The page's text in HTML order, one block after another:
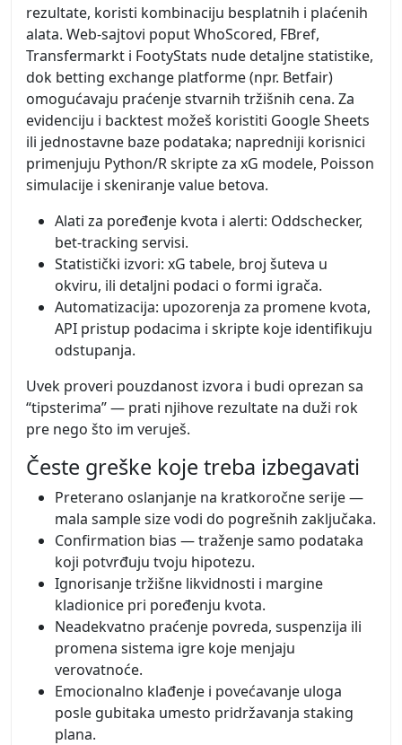
rezultate, koristi kombinaciju besplatnih i plaćenih
alata. Web-sajtovi poput WhoScored, FBref,
Transfermarkt i FootyStats nude detaljne statistike,
dok betting exchange platforme (npr. Betfair)
omogućavaju praćenje stvarnih tržišnih cena. Za
evidenciju i backtest možeš koristiti Google Sheets
ili jednostavne baze podataka; napredniji korisnici
primenjuju Python/R skripte za xG modele, Poisson
simulacije i skeniranje value betova.
Alati za poređenje kvota i alerti: Oddschecker,
bet-tracking servisi.
Statistički izvori: xG tabele, broj šuteva u
okviru, ili detaljni podaci o formi igrača.
Automatizacija: upozorenja za promene kvota,
API pristup podacima i skripte koje identifikuju
odstupanja.
Uvek proveri pouzdanost izvora i budi oprezan sa
“tipsterima” — prati njihove rezultate na duži rok
pre nego što im veruješ.
Česte greške koje treba izbegavati
Preterano oslanjanje na kratkoročne serije —
mala sample size vodi do pogrešnih zaključaka.
Confirmation bias — traženje samo podataka
koji potvrđuju tvoju hipotezu.
Ignorisanje tržišne likvidnosti i margine
kladionice pri poređenju kvota.
Neadekvatno praćenje povreda, suspenzija ili
promena sistema igre koje menjaju
verovatnoće.
Emocionalno klađenje i povećavanje uloga
posle gubitaka umesto pridržavanja staking
plana.